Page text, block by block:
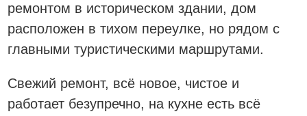
ремонтом в историческом здании, дом
расположен в тихом переулке, но рядом с
главными туристическими маршрутами.
Свежий ремонт, всё новое, чистое и
работает безупречно, на кухне есть всё